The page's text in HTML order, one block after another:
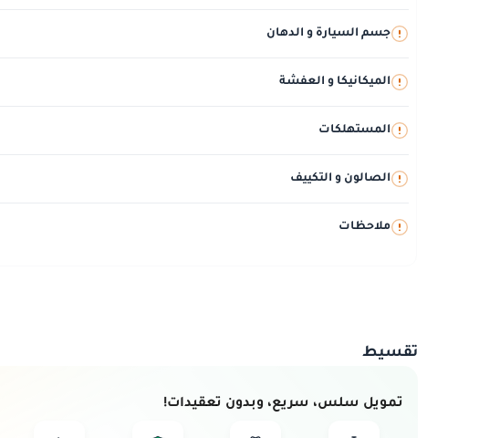
جسم السيارة و الدهان
الميكانيكا و العفشة
المستهلكات
الصالون و التكييف
ملاحظات
تقسيط
تمويل سلس، سريع، وبدون تعقيدات!